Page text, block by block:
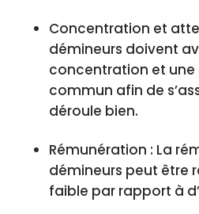
Concentration et
démineurs doivent
concentration et
commun afin de
déroule bien.
Rémunération : La
démineurs peut être
faible par rapport à